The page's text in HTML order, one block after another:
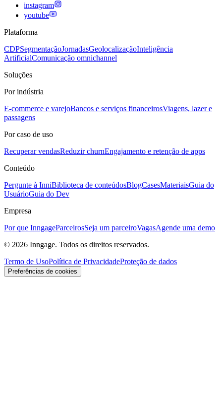
instagram
youtube
Plataforma
CDPSegmentaçãoJornadasGeolocalizaçãoInteligência
ArtificialComunicação omnichannel
Soluções
Por indústria
E-commerce e varejoBancos e serviços financeirosViagens, lazer e
passagens
Por caso de uso
Recuperar vendasReduzir churnEngajamento e retenção de apps
Conteúdo
Pergunte à InniBiblioteca de conteúdosBlogCasesMateriaisGuia do
UsuárioGuia do Dev
Empresa
Por que InngageParceirosSeja um parceiroVagasAgende uma demo
© 2026 Inngage. Todos os direitos reservados.
Termo de UsoPolítica de PrivacidadeProteção de dados
Preferências de cookies